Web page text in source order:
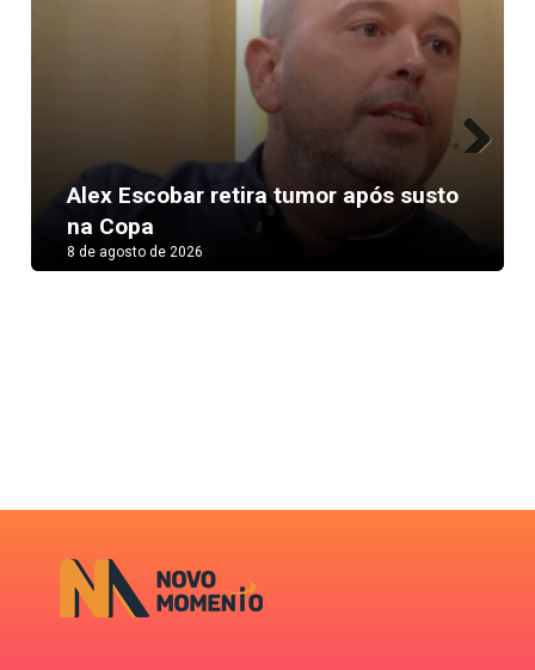
Alex Escobar retira tumor após susto
na Copa
8 de agosto de 2026
Next